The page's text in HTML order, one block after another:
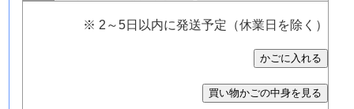
※ 2～5日以内に発送予定（休業日を除く）